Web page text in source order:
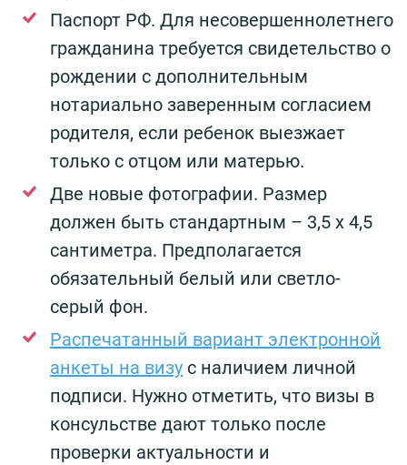
Паспорт РФ. Для несовершеннолетнего
гражданина требуется свидетельство о
рождении с дополнительным
нотариально заверенным согласием
родителя, если ребенок выезжает
только с отцом или матерью.
Две новые фотографии. Размер
должен быть стандартным – 3,5 х 4,5
сантиметра. Предполагается
обязательный белый или светло-
серый фон.
Распечатанный вариант электронной
анкеты на визу с наличием личной
подписи. Нужно отметить, что визы в
консульстве дают только после
проверки актуальности и